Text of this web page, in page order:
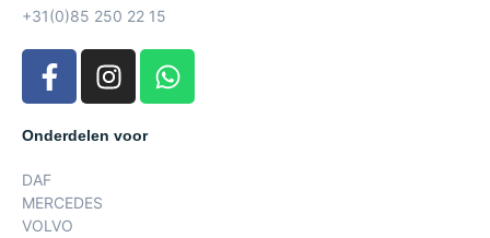
+31(0)85 250 22 15
Onderdelen voor
DAF
MERCEDES
VOLVO